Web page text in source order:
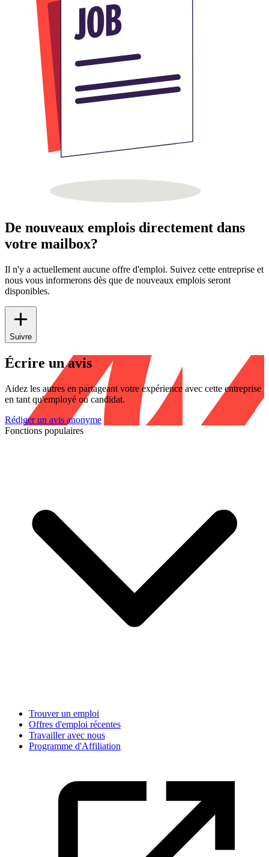
De nouveaux emplois directement dans
votre mailbox?
Il n'y a actuellement aucune offre d'emploi. Suivez cette entreprise et
nous vous informerons dès que de nouveaux emplois seront
disponibles.
Suivre
Écrire un avis
Aidez les autres en partageant votre expérience avec cette entreprise
en tant qu'employé ou candidat.
Rédiger un avis anonyme
Fonctions populaires
Trouver un emploi
Offres d'emploi récentes
Travailler avec nous
Programme d'Affiliation